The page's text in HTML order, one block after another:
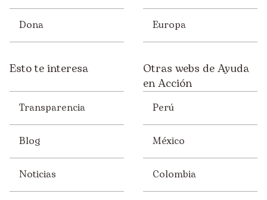
Dona Europa
Esto te interesa
Transparencia
Blog
Noticias
Otras webs de Ayuda
en Acción
Perú
México
Colombia